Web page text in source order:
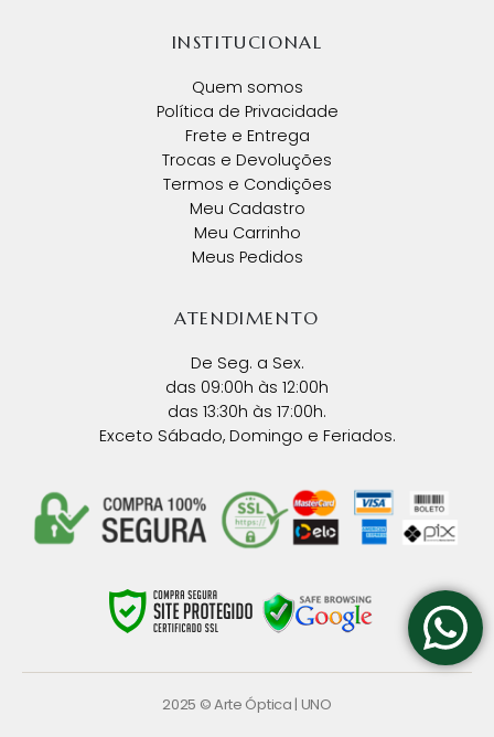
INSTITUCIONAL
Quem somos
Política de Privacidade
Frete e Entrega
Trocas e Devoluções
Termos e Condições
Meu Cadastro
Meu Carrinho
Meus Pedidos
ATENDIMENTO
De Seg. a Sex.
das 09:00h às 12:00h
das 13:30h às 17:00h.
Exceto Sábado, Domingo e Feriados.
2025 © Arte Óptica | UNO